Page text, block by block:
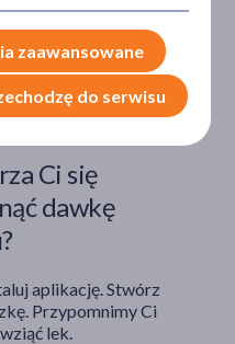
Ci się
dawkę
aplikację. Stwórz
Przypomnimy Ci
lek.
zaawansowane
do serwisu